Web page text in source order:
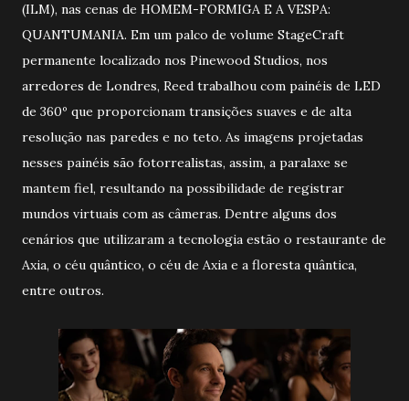
(ILM), nas cenas de HOMEM-FORMIGA E A VESPA:
QUANTUMANIA. Em um palco de volume StageCraft
permanente localizado nos Pinewood Studios, nos
arredores de Londres, Reed trabalhou com painéis de LED
de 360º que proporcionam transições suaves e de alta
resolução nas paredes e no teto. As imagens projetadas
nesses painéis são fotorrealistas, assim, a paralaxe se
mantem fiel, resultando na possibilidade de registrar
mundos virtuais com as câmeras. Dentre alguns dos
cenários que utilizaram a tecnologia estão o restaurante de
Axia, o céu quântico, o céu de Axia e a floresta quântica,
entre outros.